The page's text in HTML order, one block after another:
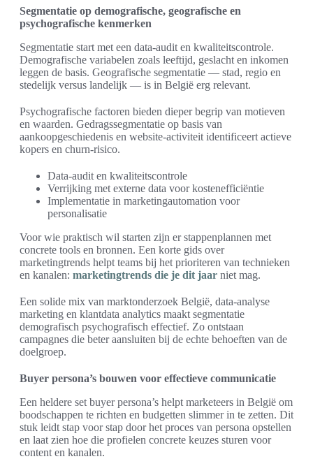
Segmentatie op demografische, geografische en
psychografische kenmerken
Segmentatie start met een data-audit en kwaliteitscontrole.
Demografische variabelen zoals leeftijd, geslacht en inkomen
leggen de basis. Geografische segmentatie — stad, regio en
stedelijk versus landelijk — is in België erg relevant.
Psychografische factoren bieden dieper begrip van motieven
en waarden. Gedragssegmentatie op basis van
aankoopgeschiedenis en website-activiteit identificeert actieve
kopers en churn-risico.
Data-audit en kwaliteitscontrole
Verrijking met externe data voor kostenefficiëntie
Implementatie in marketingautomation voor
personalisatie
Voor wie praktisch wil starten zijn er stappenplannen met
concrete tools en bronnen. Een korte gids over
marketingtrends helpt teams bij het prioriteren van technieken
en kanalen: marketingtrends die je dit jaar niet mag.
Een solide mix van marktonderzoek België, data-analyse
marketing en klantdata analytics maakt segmentatie
demografisch psychografisch effectief. Zo ontstaan
campagnes die beter aansluiten bij de echte behoeften van de
doelgroep.
Buyer persona’s bouwen voor effectieve communicatie
Een heldere set buyer persona’s helpt marketeers in België om
boodschappen te richten en budgetten slimmer in te zetten. Dit
stuk leidt stap voor stap door het proces van persona opstellen
en laat zien hoe die profielen concrete keuzes sturen voor
content en kanalen.